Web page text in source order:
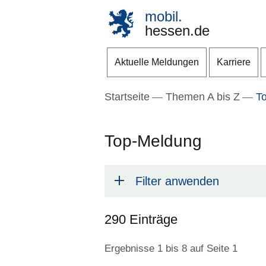
Direkt zum Kopf der
Direkt zum Inhalt
Direkt zum Fuß der
mobil.
hessen.de
Aktuelle Meldungen Karriere
Startseite Themen A bis Z
Top-Meldung
Filter anwenden
290 Einträge
Ergebnisse 1 bis 8 auf Seite 1